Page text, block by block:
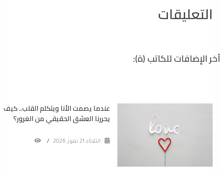
التعليقات
آخر الإضافات للكاتب (ة):
عندما يصمت الأنا ويتكلم القلب.. كيف
يحررنا العشق الحقيقي من الغرور؟
الثلاثاء 21 تموز 2026 /